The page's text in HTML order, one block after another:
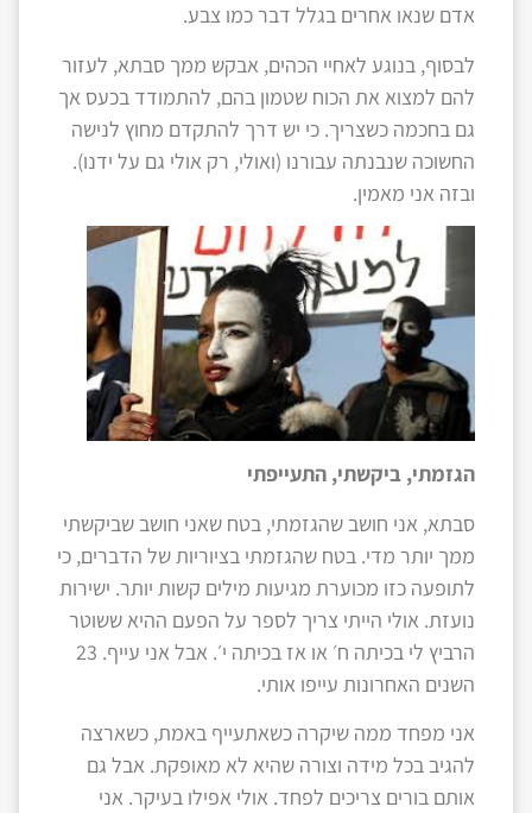
אדם שנאו אחרים בגלל דבר כמו צבע.
לבסוף, בנוגע לאחיי הכהים, אבקש ממך סבתא, לעזור
להם למצוא את הכוח שטמון בהם, להתמודד בכעס אך
גם בחכמה כשצריך. כי יש דרך להתקדם מחוץ לנישה
החשוכה שנבנתה עבורנו (ואולי, רק אולי גם על ידנו).
ובזה אני מאמין.
הגזמתי, ביקשתי, התעייפתי
סבתא, אני חושב שהגזמתי, בטח שאני חושב שביקשתי
ממך יותר מדי. בטח שהגזמתי בציוריות של הדברים, כי
לתופעה כזו מכוערת מגיעות מילים קשות יותר. ישירות
נועזת. אולי הייתי צריך לספר על הפעם ההיא ששוטר
הרביץ לי בכיתה ח׳ או אז בכיתה י׳. אבל אני עייף. 23
השנים האחרונות עייפו אותי.
אני מפחד ממה שיקרה כשאתעייף באמת, כשארצה
להגיב בכל מידה וצורה שהיא לא מאופקת. אבל גם
אותם בורים צריכים לפחד. אולי אפילו בעיקר. אני